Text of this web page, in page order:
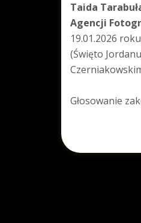
Taida
Agencji
19.01.2026
(Święto
Głosowanie